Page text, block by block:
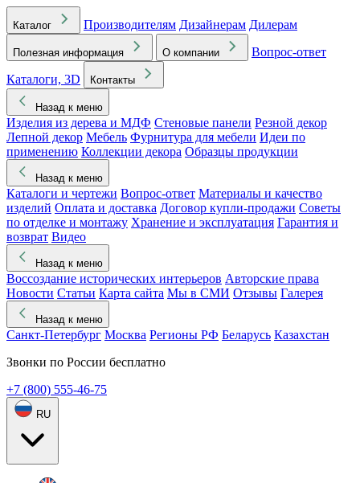
Каталог Производителям Дизайнерам Дилерам
Полезная информация О компании
Вопрос-ответ
Каталоги, 3D
Контакты
Назад к меню
Изделия из дерева и МДФ Стеновые панели Резной декор
Лепной декор Мебель Фурнитура для мебели Идеи по
применению Коллекции декора Образцы продукции
Назад к меню
Каталоги и чертежи Вопрос-ответ Материалы и качество
изделий Оплата и доставка Договор купли-продажи Советы
по отделке и монтажу Хранение и эксплуатация Гарантия и
возврат Видео
Назад к меню
Воссоздание исторических интерьеров Авторские права
Новости Статьи Карта сайта Мы в СМИ Отзывы Галерея
Назад к меню
Санкт-Петербург Москва Регионы РФ Беларусь Казахстан
Звонки по России бесплатно
+7 (800) 555-46-75
RU